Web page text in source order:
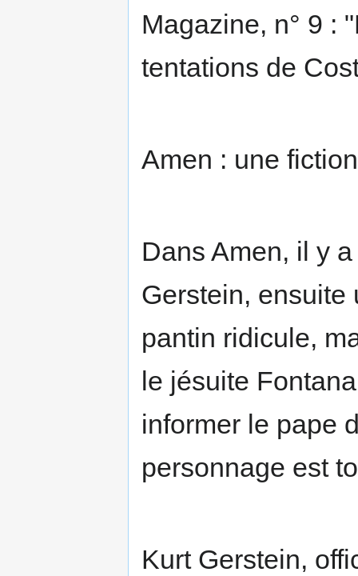
Magazine, n° 9 :
tentations de
Amen : une fiction
Dans Amen, il y
Gerstein, ensuite
pantin ridicule,
le jésuite
informer le pape
personnage est
Kurt Gerstein,